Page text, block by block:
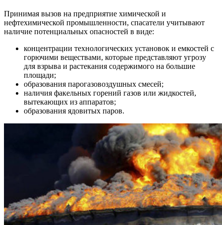
Принимая вызов на предприятие химической и
нефтехимической промышленности, спасатели учитывают
наличие потенциальных опасностей в виде:
концентрации технологических установок и емкостей с
горючими веществами, которые представляют угрозу
для взрыва и растекания содержимого на большие
площади;
образования парогазовоздушных смесей;
наличия факельных горений газов или жидкостей,
вытекающих из аппаратов;
образования ядовитых паров.